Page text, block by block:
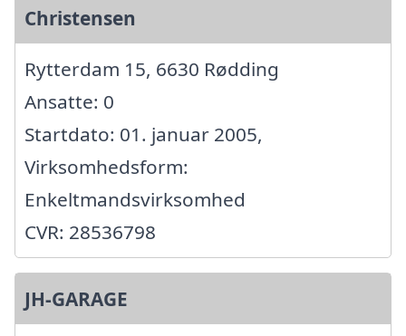
Christensen
Rytterdam 15, 6630 Rødding
Ansatte: 0
Startdato: 01. januar 2005,
Virksomhedsform:
Enkeltmandsvirksomhed
CVR: 28536798
JH-GARAGE